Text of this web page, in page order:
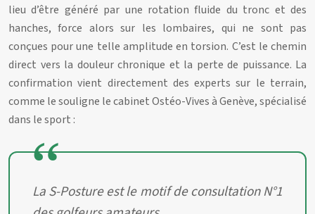
lieu d’être généré par une rotation fluide du tronc et des
hanches, force alors sur les lombaires, qui ne sont pas
conçues pour une telle amplitude en torsion. C’est le chemin
direct vers la douleur chronique et la perte de puissance. La
confirmation vient directement des experts sur le terrain,
comme le souligne le cabinet Ostéo-Vives à Genève, spécialisé
dans le sport :
La S-Posture est le motif de consultation N°1